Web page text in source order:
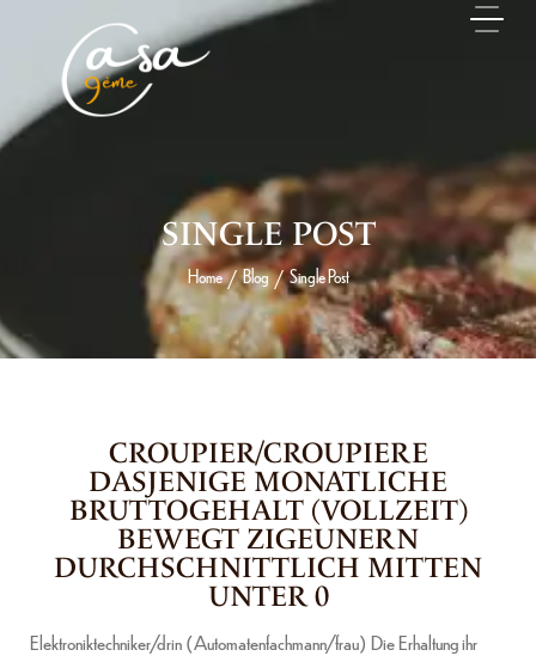
SINGLE POST
Home / Blog / Single Post
CROUPIER/CROUPIERE
DASJENIGE MONATLICHE
BRUTTOGEHALT (VOLLZEIT)
BEWEGT ZIGEUNERN
DURCHSCHNITTLICH MITTEN
UNTER 0
Elektroniktechniker/drin (Automatenfachmann/frau) Die Erhaltung ihr